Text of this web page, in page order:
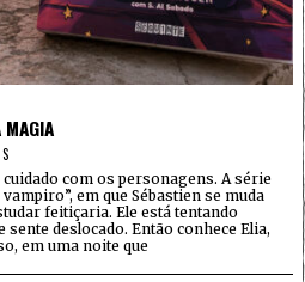
com os personagens. A série
em que Sébastien se muda
feitiçaria. Ele está tentando
deslocado. Então conhece Elia,
em uma noite que